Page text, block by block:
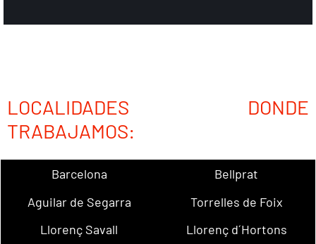
LOCALIDADES DONDE
TRABAJAMOS:
Barcelona
Bellprat
Aguilar de Segarra
Torrelles de Foix
Llorenç Savall
Llorenç d´Hortons